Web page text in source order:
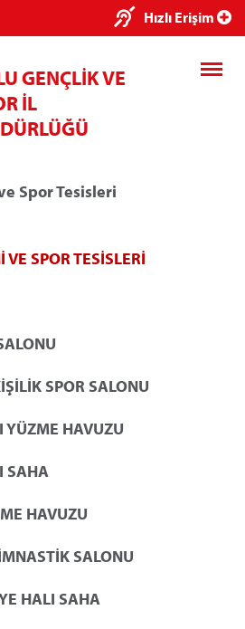
Hızlı Erişim
GENÇLİK VE
İL
Spor Tesisleri
SPOR TESİSLERİ
SPOR SALONU
YÜZME HAVUZU
SAHA
HAVUZU
SALONU
HALI SAHA
×
Spor Bilgi